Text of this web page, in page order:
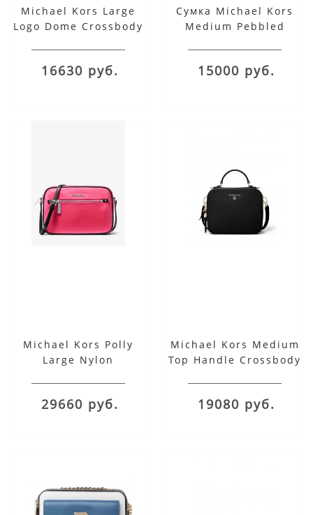
Michael Kors Large
Logo Dome Crossbody
16630 руб.
Сумка Michael Kors
Medium Pebbled
15000 руб.
Michael Kors Polly
Large Nylon
29660 руб.
Michael Kors Medium
Top Handle Crossbody
19080 руб.